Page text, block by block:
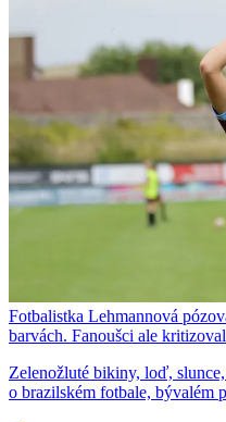
Fotbalistka Lehmannová
barvách. Fanoušci ale
Zelenožluté bikiny, loď,
o brazilském fotbale, bývalém